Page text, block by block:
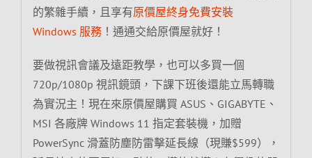
的繁雜手續，且享有原價屋終身免費安裝
Windows 服務！通通交給原價屋就好！
要做視訊會議及遠距教學，也可以多買一個
720p/1080p 視訊鏡頭，下課下班後還能立馬轉職
為實況主！現在來原價屋購買 ASUS、GIGABYTE、
MSI 各廠牌 Windows 11 指定套裝機，加贈
PowerSync 滑蓋防塵防雷擊延長線（現賺$599），